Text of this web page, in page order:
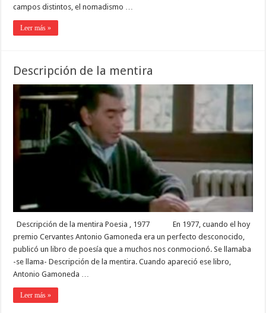
campos distintos, el nomadismo …
Leer más »
Descripción de la mentira
Descripción de la mentira Poesia , 1977 En 1977, cuando el hoy
premio Cervantes Antonio Gamoneda era un perfecto desconocido,
publicó un libro de poesía que a muchos nos conmocionó. Se llamaba
-se llama- Descripción de la mentira. Cuando apareció ese libro,
Antonio Gamoneda …
Leer más »